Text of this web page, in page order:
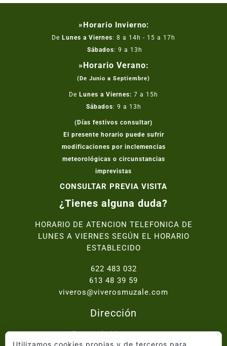
»Horario Invierno:
De Lunes a Viernes: 8 a 14h - 15 a 17h
Sábados: 9 a 13h
»Horario Verano:
(De Junio a Septiembre)
De Lunes a Viernes: 7 a 15h
Sábados: 9 a 13h
(Días festivos consultar)
El presente horario puede sufrir
modificaciones por inclemencias
meteorológicas o circunstancias
imprevistas
CONSULTAR PREVIA VISITA
¿Tienes alguna duda?
HORARIO DE ATENCION TELEFONICA DE
LUNES A VIERNES SEGÚN EL HORARIO
ESTABLECIDO
622 483 032
613 48 39 59
viveros@viverosmuzale.com
Dirección
Paraje de Macitavera,
Utilizamos cookies propias y de terceros para